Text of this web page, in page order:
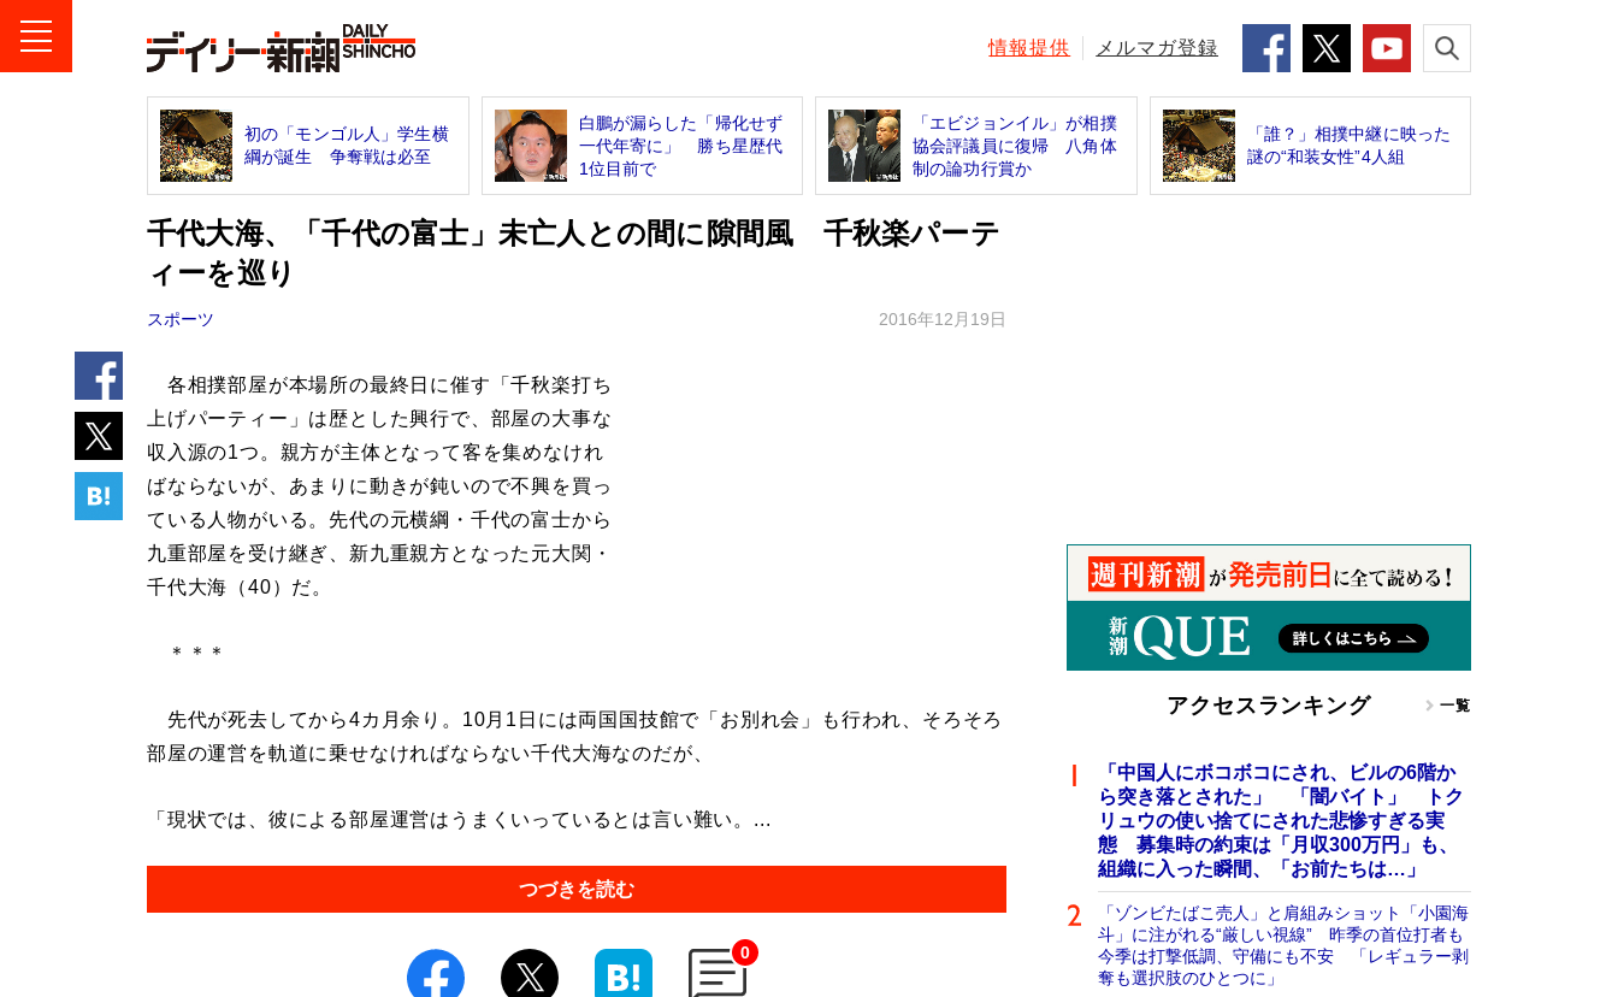
情報提供 メルマガ登録
初の「モンゴル人」学生横
綱が誕生 争奪戦は必至
白鵬が漏らした「帰化せず
一代年寄に」 勝ち星歴代
1位目前で
「エビジョンイル」が相撲
協会評議員に復帰 八角体
制の論功行賞か
「誰？」相撲中継に映った
謎の“和装女性”4人組
千代大海、「千代の富士」未亡人との間に隙間風 千秋楽パーテ
ィーを巡り
スポーツ 2016年12月19日
各相撲部屋が本場所の最終日に催す「千秋楽打ち
上げパーティー」は歴とした興行で、部屋の大事な
収入源の1つ。親方が主体となって客を集めなけれ
ばならないが、あまりに動きが鈍いので不興を買っ
ている人物がいる。先代の元横綱・千代の富士から
九重部屋を受け継ぎ、新九重親方となった元大関・
千代大海（40）だ。
＊＊＊
先代が死去してから4カ月余り。10月1日には両国国技館で「お別れ会」も行われ、そろそろ
部屋の運営を軌道に乗せなければならない千代大海なのだが、
「現状では、彼による部屋運営はうまくいっているとは言い難い。...
つづきを読む
0
アクセスランキング 一覧
「中国人にボコボコにされ、ビルの6階か
ら突き落とされた」 「闇バイト」 トク
リュウの使い捨てにされた悲惨すぎる実
態 募集時の約束は「月収300万円」も、
組織に入った瞬間、「お前たちは…」
「ゾンビたばこ売人」と肩組みショット「小園海
斗」に注がれる“厳しい視線” 昨季の首位打者も
今季は打撃低調、守備にも不安 「レギュラー剥
奪も選択肢のひとつに」